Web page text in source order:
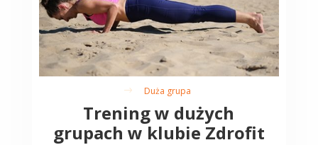
$ Duża grupa
Trening w dużych
grupach w klubie Zdrofit